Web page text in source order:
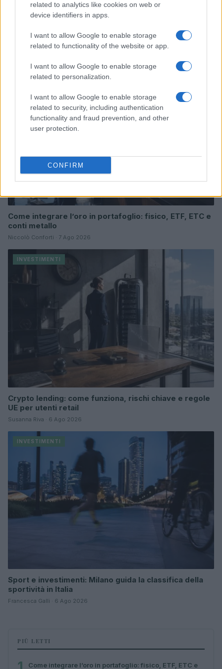
related to analytics like cookies on web or
device identifiers in apps.
I want to allow Google to enable storage
related to functionality of the website or app.
I want to allow Google to enable storage
related to personalization.
I want to allow Google to enable storage
related to security, including authentication
functionality and fraud prevention, and other
user protection.
CONFIRM
Continua a leggere
INVESTIMENTI
Come integrare l’oro in portafoglio: fisico, ETF, ETC e
conti metallo
Niccolò Conforti · 7 Ago 2026
INVESTIMENTI
Crypto lending: come funziona, rischi chiave e regole
UE per utenti retail
Susanna Riva · 6 Ago 2026
INVESTIMENTI
Sport e investimenti: Milano guida la classifica della
sportività in Italia
Francesca Galli · 6 Ago 2026
PIÙ LETTI
Come integrare l’oro in portafoglio: fisico, ETF, ETC e